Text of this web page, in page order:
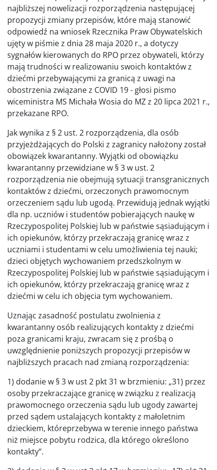
najbliższej nowelizacji rozporządzenia następującej
propozycji zmiany przepisów, które mają stanowić
odpowiedź na wniosek Rzecznika Praw Obywatelskich
ujęty w piśmie z dnia 28 maja 2020 r., a dotyczy
sygnałów kierowanych do RPO przez obywateli, którzy
mają trudności w realizowaniu swoich kontaktów z
dziećmi przebywającymi za granicą z uwagi na
obostrzenia związane z COVID 19 - głosi pismo
wiceministra MS Michała Wosia do MZ z 20 lipca 2021 r.,
przekazane RPO.
Jak wynika z § 2 ust. 2 rozporządzenia, dla osób
przyjeżdżających do Polski z zagranicy nałożony został
obowiązek kwarantanny. Wyjątki od obowiązku
kwarantanny przewidziane w § 3 w ust. 2
rozporządzenia nie obejmują sytuacji transgranicznych
kontaktów z dziećmi, orzeczonych prawomocnym
orzeczeniem sądu lub ugodą. Przewidują jednak wyjątki
dla np. uczniów i studentów pobierających naukę w
Rzeczypospolitej Polskiej lub w państwie sąsiadującym i
ich opiekunów, którzy przekraczają granicę wraz z
uczniami i studentami w celu umożliwienia tej nauki;
dzieci objętych wychowaniem przedszkolnym w
Rzeczypospolitej Polskiej lub w państwie sąsiadującym i
ich opiekunów, którzy przekraczają granicę wraz z
dziećmi w celu ich objęcia tym wychowaniem.
Uznając zasadność postulatu zwolnienia z
kwarantanny osób realizujących kontakty z dziećmi
poza granicami kraju, zwracam się z prośbą o
uwzględnienie poniższych propozycji przepisów w
najbliższych pracach nad zmianą rozporządzenia:
1) dodanie w § 3 w ust 2 pkt 31 w brzmieniu: „31) przez
osoby przekraczające granicę w związku z realizacją
prawomocnego orzeczenia sądu lub ugody zawartej
przed sądem ustalających kontakty z małoletnim
dzieckiem, któreprzebywa w terenie innego państwa
niż miejsce pobytu rodzica, dla którego określono
kontakty”.